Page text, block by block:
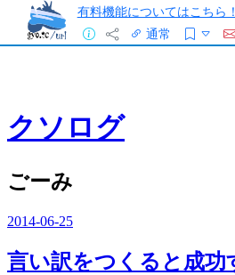
有料機能についてはこちら！
通常